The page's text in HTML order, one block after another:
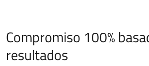
Compromiso 100%
resultados